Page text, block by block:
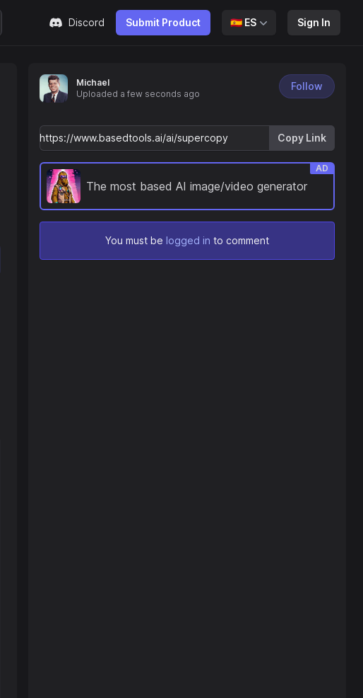
Discord Submit Product 🇪🇸 ES Sign In
Michael
Uploaded a few seconds ago
Follow
Copy Link
The most based AI image/video generator
AD
You must be logged in to comment